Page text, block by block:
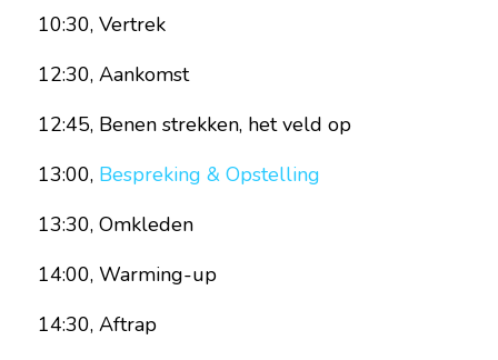
10:30, Vertrek
12:30, Aankomst
12:45, Benen strekken, het veld op
13:00, Bespreking & Opstelling
13:30, Omkleden
14:00, Warming-up
14:30, Aftrap